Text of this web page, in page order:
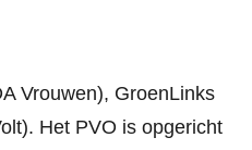
Vrouwen), GroenLinks
Het PVO is opgericht